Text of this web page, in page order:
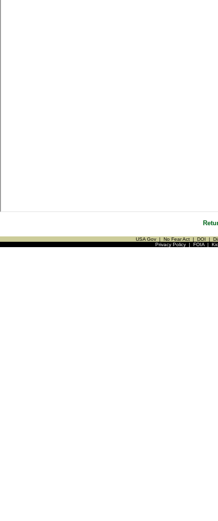
USA Gov | No Fear Act | DOI |
Privacy Policy| FOIA|